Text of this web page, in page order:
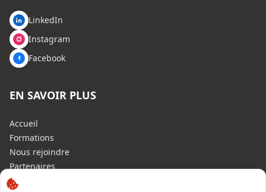
LinkedIn
Instagram
Facebook
EN SAVOIR PLUS
Accueil
Formations
Nous rejoindre
Partenaires
Autres missions